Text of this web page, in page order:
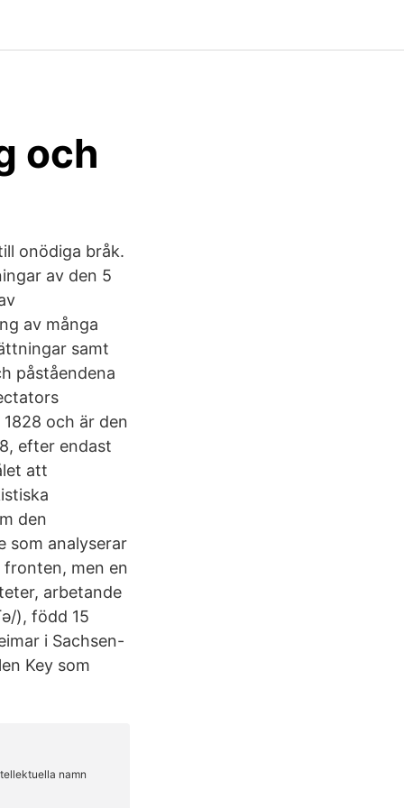
och
onödiga bråk.
av den 5
av många
samt
påståendena
och är den
efter endast
att
den
som analyserar
men en
arbetande
), född 15
i Sachsen-
Key som